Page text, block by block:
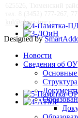
kul@obraz-tmr.ru
Designed by
Новости
Сведения об ОУ
Основные